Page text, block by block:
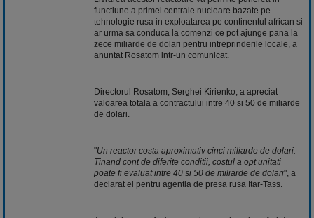
functiune a primei centrale nucleare bazate pe
tehnologie rusa in exploatarea pe continentul african si
ar urma sa conduca la comenzi ce pot ajunge pana la
zece miliarde de dolari pentru intreprinderile locale, a
anuntat Rosatom intr-un comunicat.
Directorul Rosatom, Serghei Kirienko, a apreciat
valoarea totala a contractului intre 40 si 50 de miliarde
de dolari.
"Un reactor costa aproximativ cinci miliarde de dolari.
Tinand cont de diferite conditii, costul a opt unitati
poate fi evaluat intre 40 si 50 de miliarde de dolari", a
declarat el pentru agentia de presa rusa Itar-Tass.